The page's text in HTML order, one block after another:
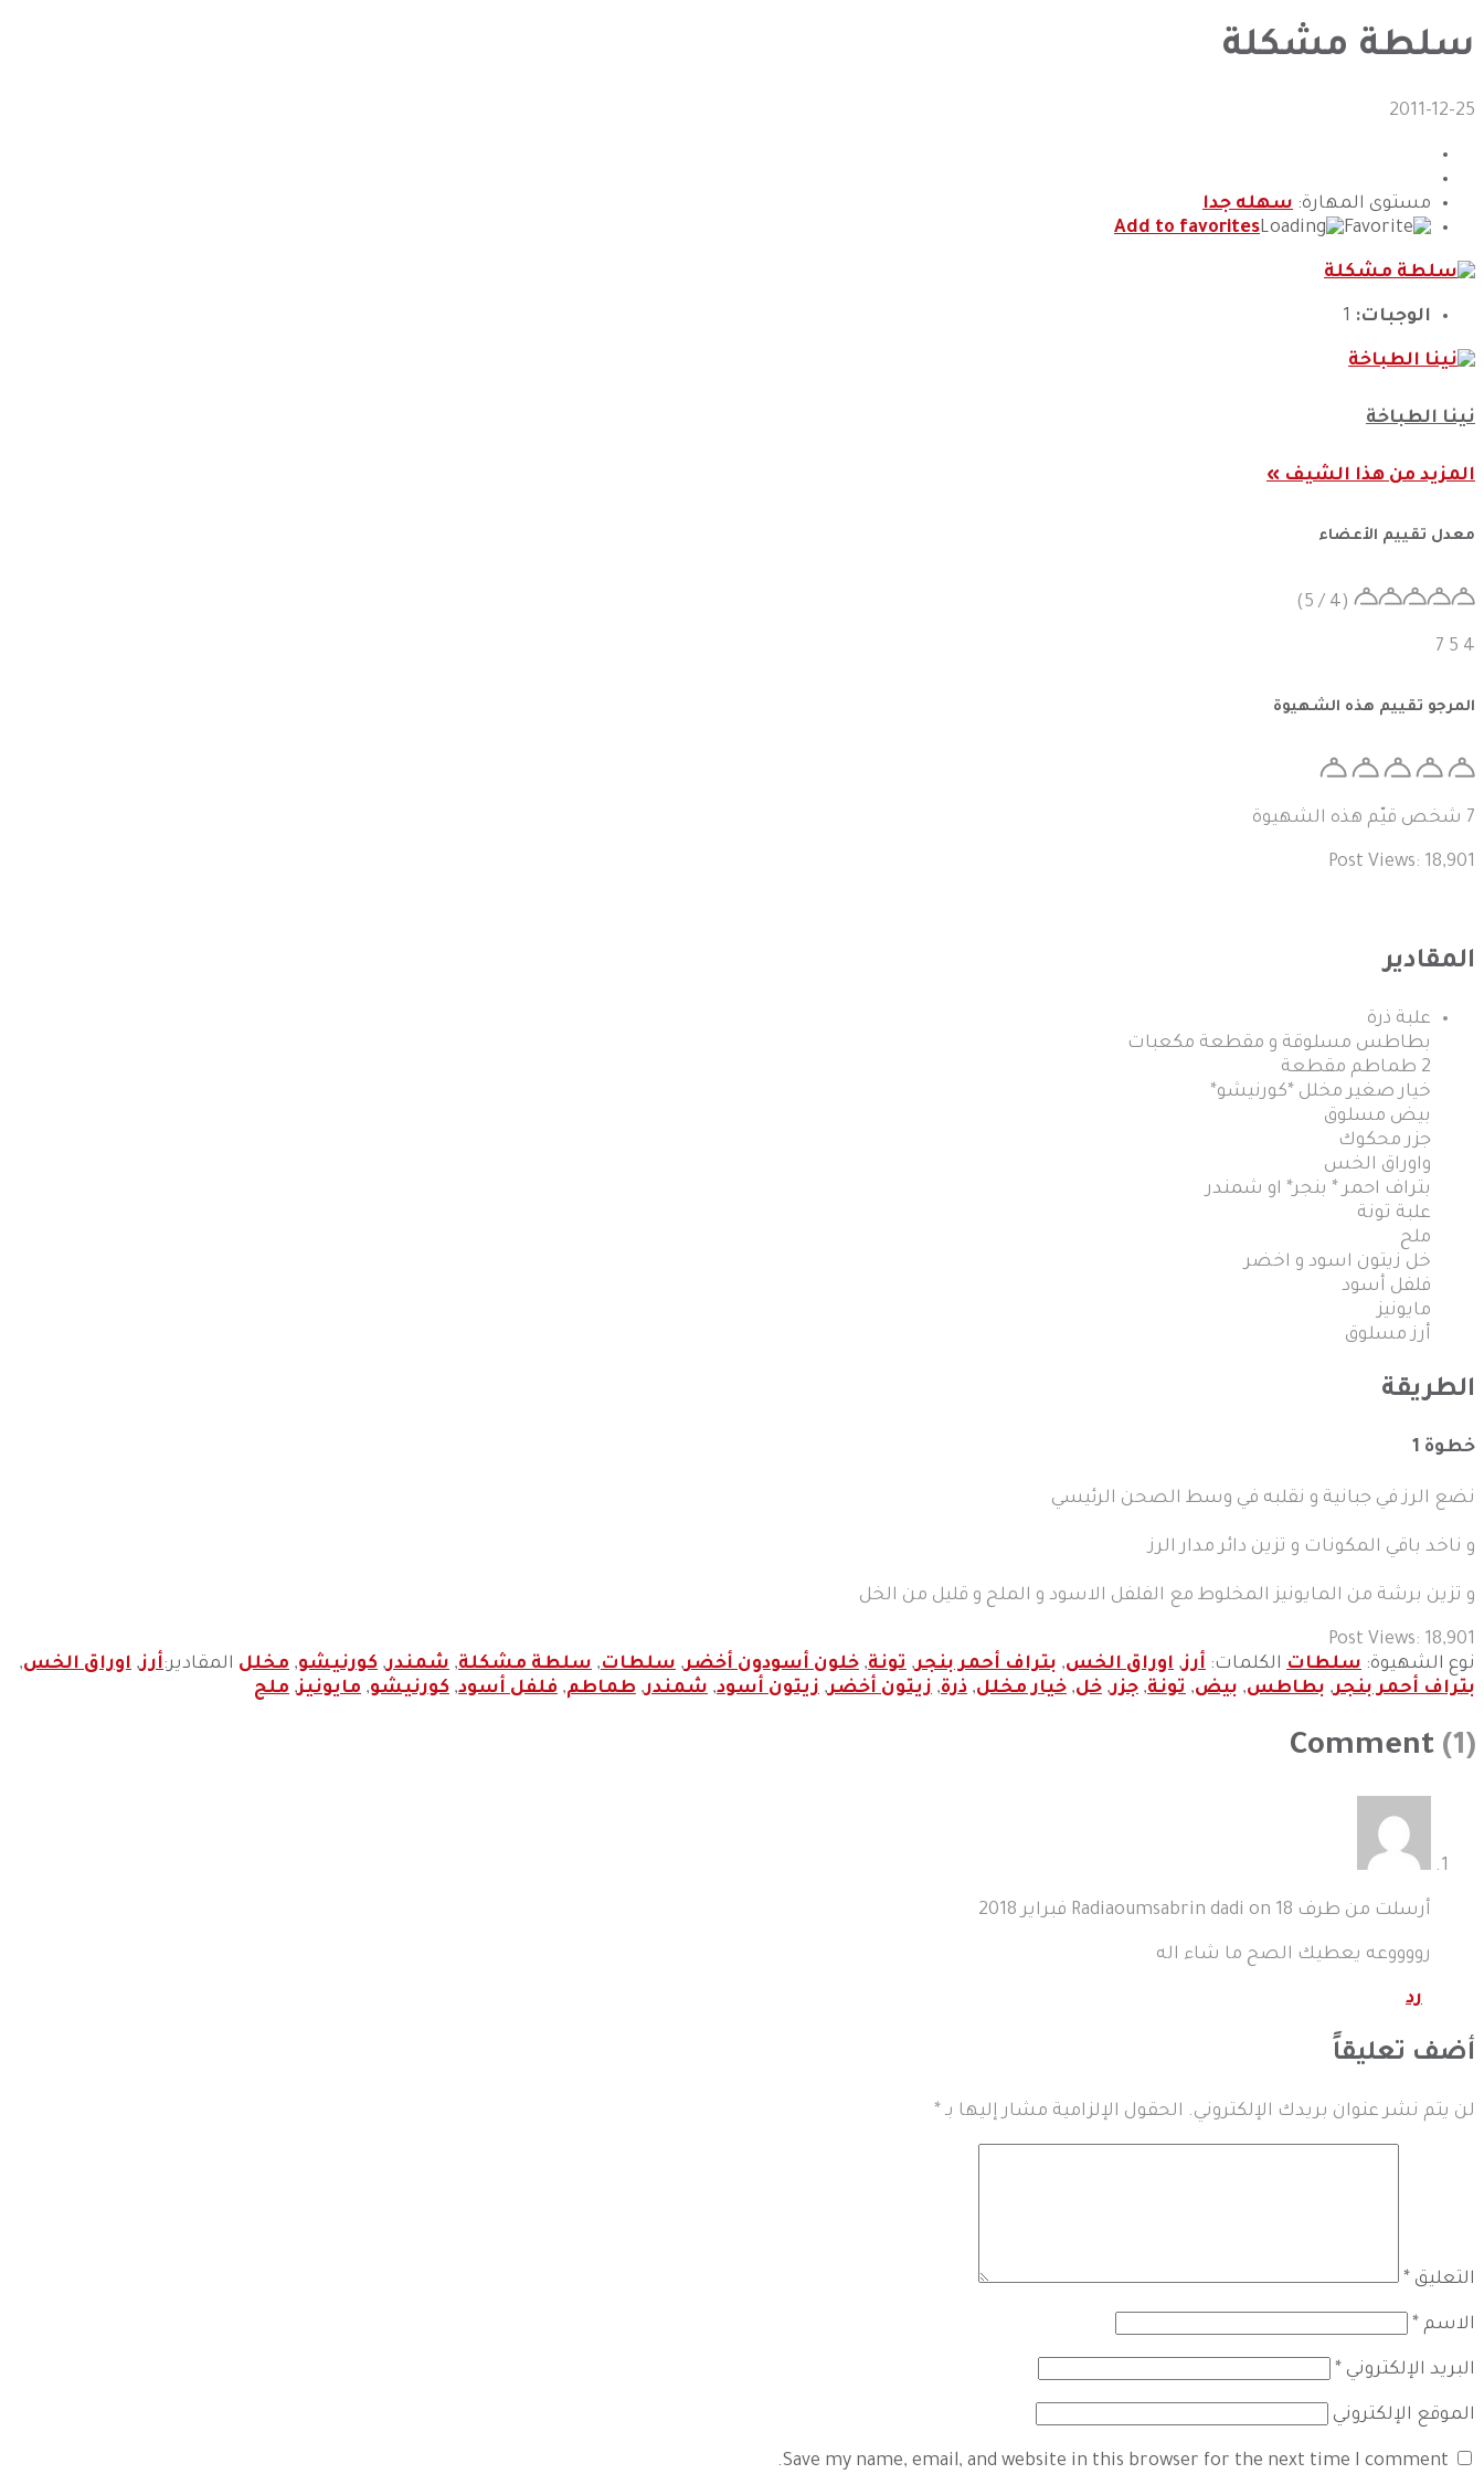
سلطة مشكلة
2011-12-25
مستوى المهارة: سهله جدا
Add to favorites
الوجبات: 1
نينا الطباخة
المزيد من هذا الشيف »
معدل تقييم الأعضاء
(4 / 5)
4
5
7
المرجو تقييم هذه الشهيوة
7 شخص قيّم هذه الشهيوة
Post Views: 18,901
المقادير
علبة ذرة
بطاطس مسلوقة و مقطعة مكعبات
2 طماطم مقطعة
خيار صغير مخلل *كورنيشو*
بيض مسلوق
جزر محكوك
واوراق الخس
بتراف احمر * بنجر* او شمندر
علبة تونة
ملح
خل زيتون اسود و اخضر
فلفل أسود
مايونيز
أرز مسلوق
الطريقة
خطوة 1
نضع الرز في جبانية و نقلبه في وسط الصحن الرئيسي
و ناخد باقي المكونات و تزين دائر مدار الرز
و تزين برشة من المايونيز المخلوط مع الفلفل الاسود و الملح و قليل من الخل
Post Views: 18,901
نوع الشهيوة: سلطات الكلمات: أرز, اوراق الخس, بتراف أحمر بنجر, تونة, خلون أسودون أخضر, سلطات, سلطة مشكلة, شمندر, كورنيشو, مخلل المقادير:أرز, اوراق الخس,
بتراف أحمر بنجر, بطاطس, بيض, تونة, جزر, خل, خيار مخلل, ذرة, زيتون أخضر, زيتون أسود, شمندر, طماطم, فلفل أسود, كورنيشو, مايونيز, ملح
Comment (1)
أرسلت من طرف Radiaoumsabrin dadi on 18 فبراير 2018
رووووعه يعطيك الصح ما شاء اله
رد
أضف تعليقاً
لن يتم نشر عنوان بريدك الإلكتروني. الحقول الإلزامية مشار إليها بـ *
التعليق *
الاسم *
البريد الإلكتروني *
الموقع الإلكتروني
Save my name, email, and website in this browser for the next time I comment.